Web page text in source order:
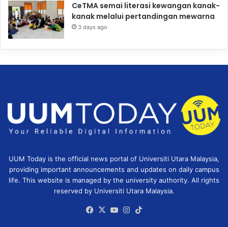
CeTMA semai literasi kewangan kanak-
kanak melalui pertandingan mewarna
3 days ago
UUM Today is the official news portal of Universiti Utara Malaysia,
providing important announcements and updates on daily campus
life. This website is managed by the university authority. All rights
reserved by Universiti Utara Malaysia.
Facebook
X YouTubeInstagram